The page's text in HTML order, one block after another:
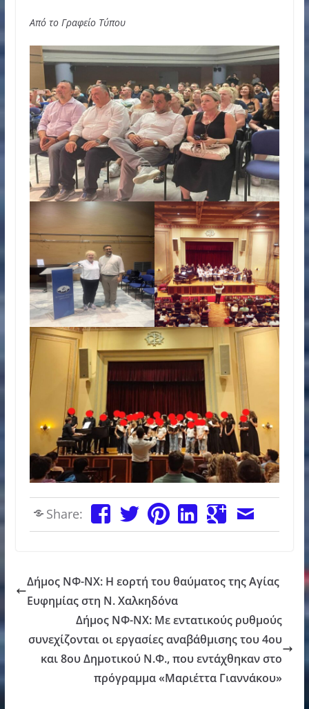
Από το Γραφείο Τύπου
Share:
Δήμος ΝΦ-ΝΧ: Η εορτή του θαύματος της Αγίας
Ευφημίας στη Ν. Χαλκηδόνα
Δήμος ΝΦ-ΝΧ: Με εντατικούς ρυθμούς
συνεχίζονται οι εργασίες αναβάθμισης του 4ου
και 8ου Δημοτικού Ν.Φ., που εντάχθηκαν στο
πρόγραμμα «Μαριέττα Γιαννάκου»